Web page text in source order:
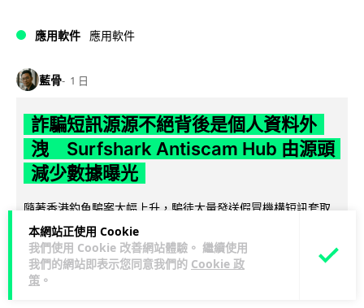
本網站正使用 Cookie
我們使用 Cookie 改善網站體驗。 繼續使用
我們的網站即表示您同意我們的 Cookie 政
策 。
應用軟件 應用軟件
藍骨 1 日
詐騙短訊源源不絕背後是個人資料外
洩 Surfshark Antiscam Hub 由源頭
減少數據曝光
隨著香港釣魚騙案大幅上升，騙徒大量發送假冒機構短訊套取
個人資料。Surfshark 有見及此推出 Antiscam Hub 介面，整
合電郵遮... 閱讀全文
12